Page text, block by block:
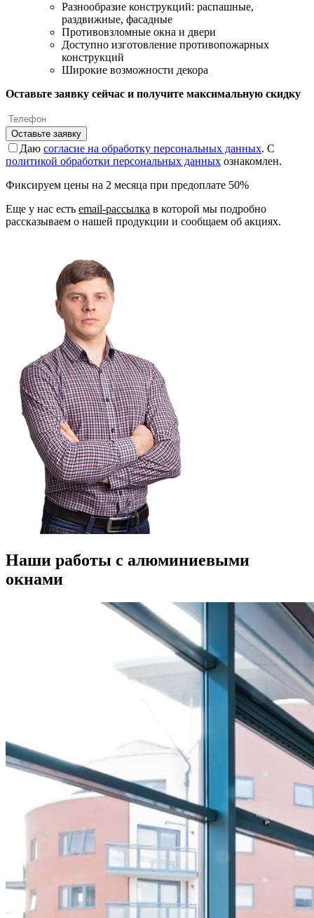
Разнообразие конструкций: распашные,
раздвижные, фасадные
Противовзломные окна и двери
Доступно изготовление противопожарных
конструкций
Широкие возможности декора
Оставьте заявку сейчас и получите максимальную скидку
Оставьте заявку
Даю согласие на обработку персональных данных. С
политикой обработки персональных данных ознакомлен.
Фиксируем цены на 2 месяца при предоплате 50%
Еще у нас есть email-рассылка в которой мы подробно
рассказываем о нашей продукции и сообщаем об акциях.
Наши работы с алюминиевыми
окнами